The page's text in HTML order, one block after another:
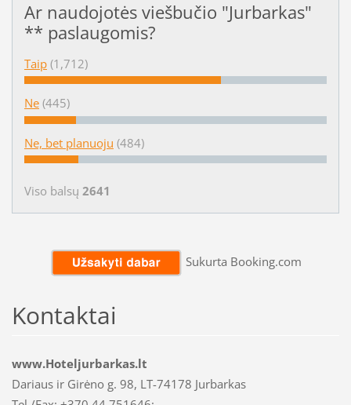
Ar naudojotės viešbučio "Jurbarkas"
** paslaugomis?
Taip (1,712)
Ne (445)
Ne, bet planuoju (484)
Viso balsų 2641
Sukurta Booking.com
Kontaktai
www.Hoteljurbarkas.lt
Dariaus ir Girėno g. 98, LT-74178 Jurbarkas